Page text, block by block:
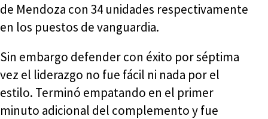
de Mendoza con 34 unidades respectivamente
en los puestos de vanguardia.
Sin embargo defender con éxito por séptima
vez el liderazgo no fue fácil ni nada por el
estilo. Terminó empatando en el primer
minuto adicional del complemento y fue